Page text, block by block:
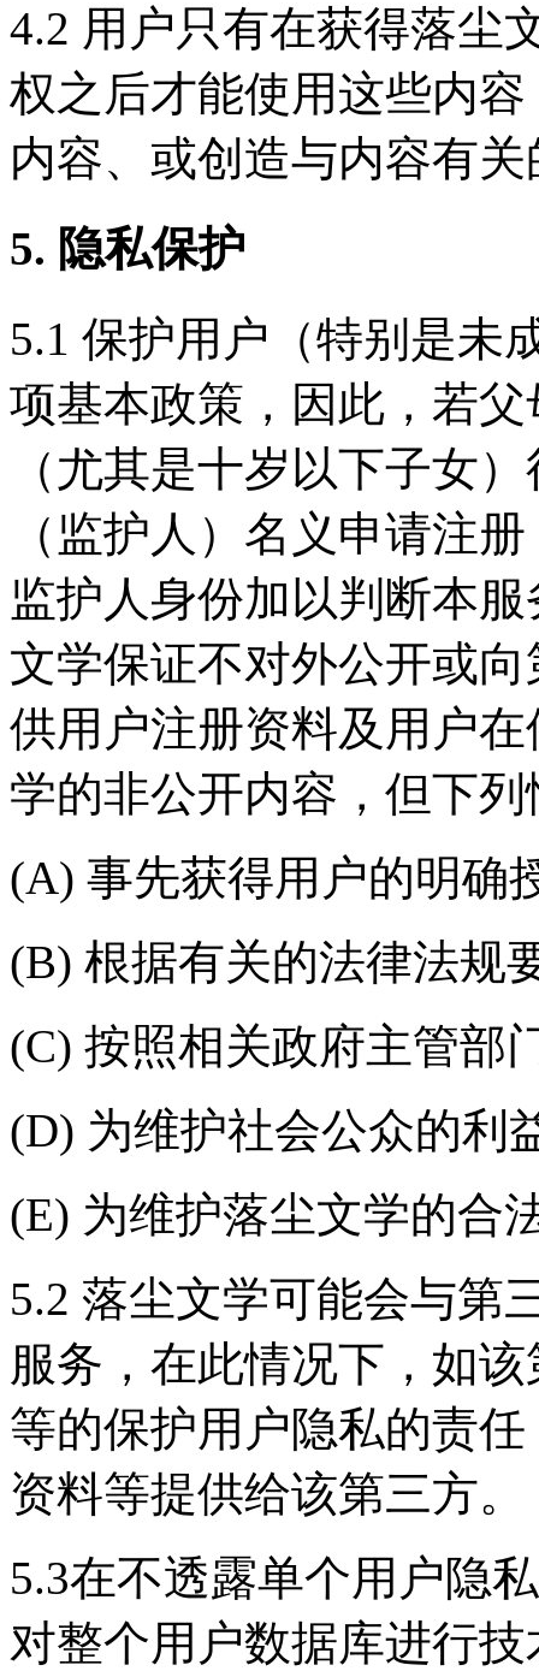
4.2 用户只有在获得落尘
权之后才能使用这些内
内容、或创造与内容有
5. 隐私保护
5.1 保护用户（特别是未
项基本政策，因此，若
（尤其是十岁以下子女
（监护人）名义申请注
监护人身份加以判断本
文学保证不对外公开或
供用户注册资料及用户
学的非公开内容，但下
(A) 事先获得用户的明确
(B) 根据有关的法律法规
(C) 按照相关政府主管部
(D) 为维护社会公众的利
(E) 为维护落尘文学的合
5.2 落尘文学可能会与第
服务，在此情况下，如
等的保护用户隐私的责
资料等提供给该第三方。
5.3在不透露单个用户隐
对整个用户数据库进行